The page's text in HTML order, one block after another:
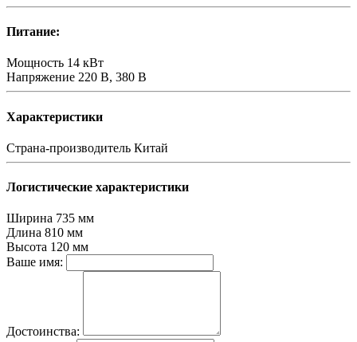
Питание:
Мощность 14 кВт
Напряжение 220 В, 380 В
Характеристики
Страна-производитель Китай
Логистические характеристики
Ширина 735 мм
Длина 810 мм
Высота 120 мм
Ваше имя:
Достоинства: